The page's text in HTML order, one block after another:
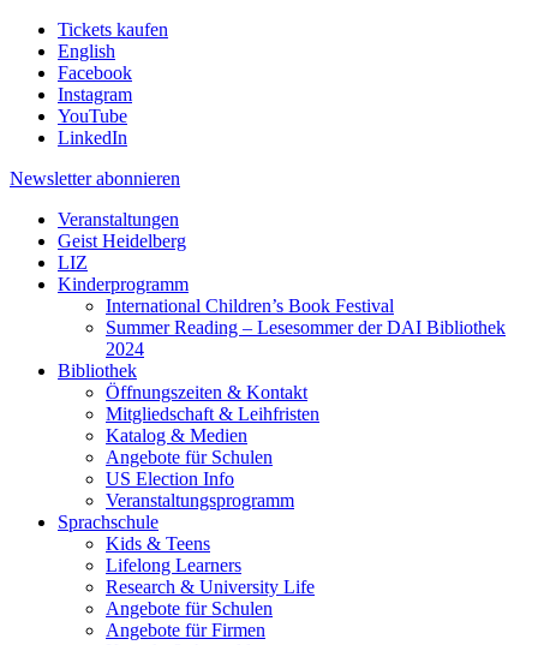
Tickets kaufen
English
Facebook
Instagram
YouTube
LinkedIn
Newsletter abonnieren
Veranstaltungen
Geist Heidelberg
LIZ
Kinderprogramm
International Children’s Book Festival
Summer Reading – Lesesommer der DAI Bibliothek
2024
Bibliothek
Öffnungszeiten & Kontakt
Mitgliedschaft & Leihfristen
Katalog & Medien
Angebote für Schulen
US Election Info
Veranstaltungsprogramm
Sprachschule
Kids & Teens
Lifelong Learners
Research & University Life
Angebote für Schulen
Angebote für Firmen